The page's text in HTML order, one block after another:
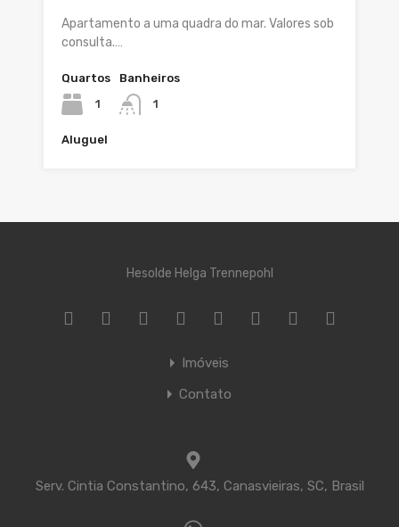
Apartamento a uma quadra do mar. Valores sob
consulta.…
Quartos
1
Banheiros
1
Aluguel
Hesolde Helga Trennepohl
Imóveis
Contato
Serv. Cintia Constantino, 643, Canasvieiras, SC, Brasil